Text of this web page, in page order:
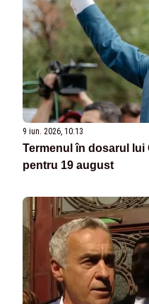
9 iun. 2026, 10:13
Termenul în dosarul lui
pentru 19 august